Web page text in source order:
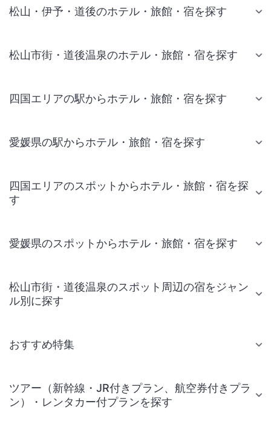
松山・伊予・道後のホテル・旅館・宿を探す
松山市街・道後温泉のホテル・旅館・宿を探す
四国エリアの駅からホテル・旅館・宿を探す
愛媛県の駅からホテル・旅館・宿を探す
四国エリアのスポットからホテル・旅館・宿を探
す
愛媛県のスポットからホテル・旅館・宿を探す
松山市街・道後温泉のスポット周辺の宿をジャン
ル別に探す
おすすめ特集
ツアー（新幹線・JR付きプラン、航空券付きプラ
ン）・レンタカー付プランを探す